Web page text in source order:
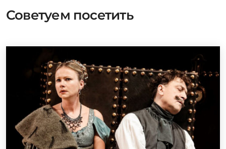
Советуем посетить